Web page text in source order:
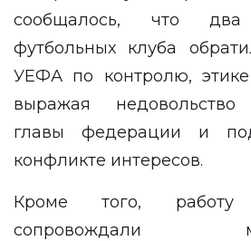
сообщалось, что два
футбольных клуба
УЕФА по контролю,
выражая недовольство
главы федерации и
конфликте интересов.
Кроме того, работу
сопровождали